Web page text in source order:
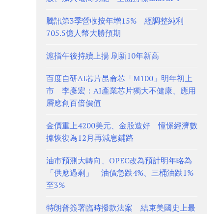
騰訊第3季營收按年增15% 經調整純利
705.5億人幣大勝預期
滬指午後持續上揚 刷新10年新高
百度自研AI芯片昆侖芯「M100」明年初上
市 李彥宏：AI產業芯片獨大不健康、應用
層應創百倍價值
金價重上4200美元、金股造好 憧憬經濟數
據恢復為12月再減息鋪路
油市預測大轉向、OPEC改為預計明年略為
「供應過剩」 油價急跌4%、三桶油跌1%
至3%
特朗普簽署臨時撥款法案 結束美國史上最